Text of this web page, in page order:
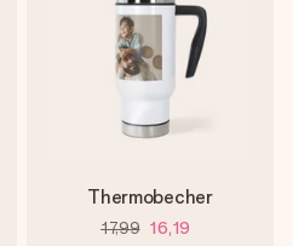
Thermobecher
17,99 16,19